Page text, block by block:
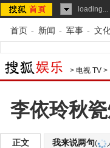
loading...
首页 - 新闻 - 军事 - 文
> 电视 TV >
李依玲秋
正文 我来说两句(